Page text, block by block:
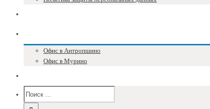
Офис в Антропшино
Офис в Мурино